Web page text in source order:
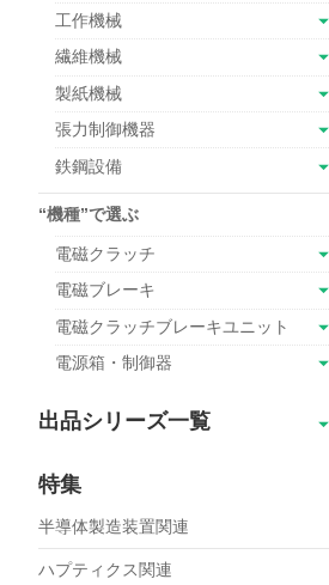
工作機械
繊維機械
製紙機械
張力制御機器
鉄鋼設備
“機種”で選ぶ
電磁クラッチ
電磁ブレーキ
電磁クラッチブレーキユニット
電源箱・制御器
出品シリーズ一覧
SBR超小形
SBM
ERS-L
特集
半導体製造装置関連
ハプティクス関連